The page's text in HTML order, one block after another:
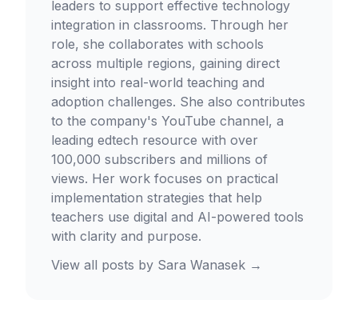
leaders to support effective technology
integration in classrooms. Through her
role, she collaborates with schools
across multiple regions, gaining direct
insight into real-world teaching and
adoption challenges. She also contributes
to the company's YouTube channel, a
leading edtech resource with over
100,000 subscribers and millions of
views. Her work focuses on practical
implementation strategies that help
teachers use digital and AI-powered tools
with clarity and purpose.
View all posts by Sara Wanasek →